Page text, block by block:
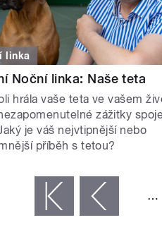
linka
Noční linka: Naše teta
hrála vaše teta ve vašem
zážitky
je váš nejvtipnější nebo
příběh s tetou?
‹ předchozí …